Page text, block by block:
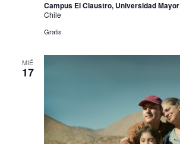
Campus El Claustro, Universidad Mayor
Chile
Gratis
MIÉ
17